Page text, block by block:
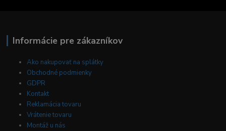
Informácie pre zákazníkov
Ako nakupovať na splátky
Obchodné podmienky
GDPR
Kontakt
Reklamácia tovaru
Vrátenie tovaru
Montáž u nás